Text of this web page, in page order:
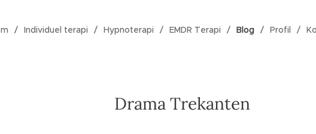
Individuel terapi Hypnoterapi EMDR Terapi Blog Profil
Drama Trekanten